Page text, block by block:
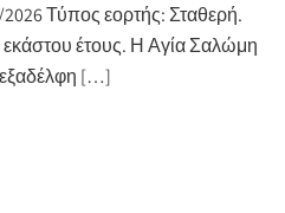
Τύπος εορτής: Σταθερή.
εκάστου έτους. Η Αγία Σαλώμη
[…]